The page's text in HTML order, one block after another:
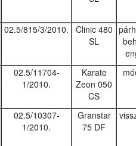
02.5/815/3/2010.
Clinic 480
SL
02.5/11704-
1/2010.
Karate
Zeon 050
CS
02.5/10307-
1/2010.
Granstar
75 DF